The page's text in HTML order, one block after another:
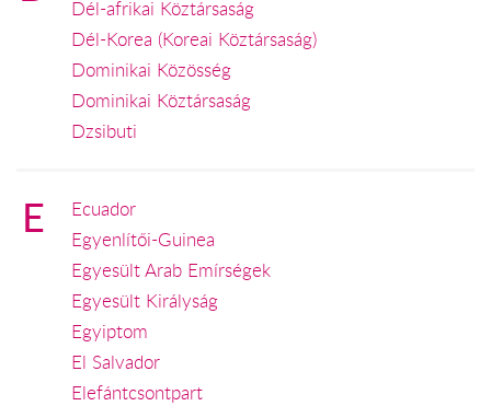
Dél-afrikai Köztársaság
Dél-Korea (Koreai Köztársaság)
Dominikai Közösség
Dominikai Köztársaság
Dzsibuti
E
Ecuador
Egyenlítői-Guinea
Egyesült Arab Emírségek
Egyesült Királyság
Egyiptom
El Salvador
Elefántcsontpart